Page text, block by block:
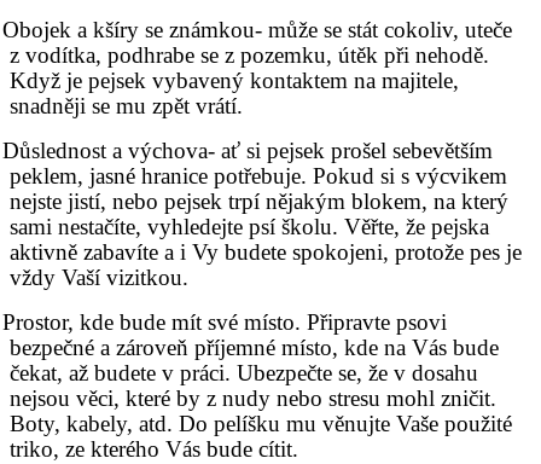
Obojek a kšíry se známkou- může se stát cokoliv, uteče
z vodítka, podhrabe se z pozemku, útěk při nehodě.
Když je pejsek vybavený kontaktem na majitele,
snadněji se mu zpět vrátí.
Důslednost a výchova- ať si pejsek prošel sebevětším
peklem, jasné hranice potřebuje. Pokud si s výcvikem
nejste jistí, nebo pejsek trpí nějakým blokem, na který
sami nestačíte, vyhledejte psí školu. Věřte, že pejska
aktivně zabavíte a i Vy budete spokojeni, protože pes je
vždy Vaší vizitkou.
Prostor, kde bude mít své místo. Připravte psovi
bezpečné a zároveň příjemné místo, kde na Vás bude
čekat, až budete v práci. Ubezpečte se, že v dosahu
nejsou věci, které by z nudy nebo stresu mohl zničit.
Boty, kabely, atd. Do pelíšku mu věnujte Vaše použité
triko, ze kterého Vás bude cítit.